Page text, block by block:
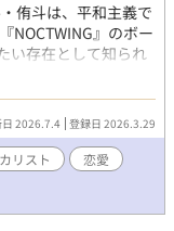
侑斗は、平和主義で
NOCTWING』のボー
い存在として知られ
の二人だったが、あ
「不仲を売りにし
。 カメラの前では火
。 けれど、憎しみの
触れていく。 しか
かに牙を剥く。 抗
ため、ある決意を
で出会った二人が、
2026.7.4 登録日 2026.3.29
リスト
恋愛